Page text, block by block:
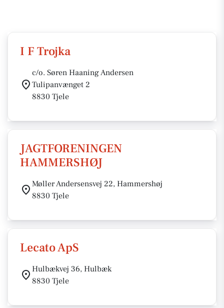
I F Trojka
c/o. Søren Haaning Andersen
Tulipanvænget 2
8830 Tjele
JAGTFORENINGEN
HAMMERSHØJ
Møller Andersensvej 22, Hammershøj
8830 Tjele
Lecato ApS
Hulbækvej 36, Hulbæk
8830 Tjele